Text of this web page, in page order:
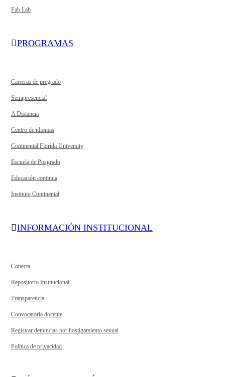
Fab Lab
PROGRAMAS
Carreras de pregrado
Semipresencial
A Distancia
Centro de idiomas
Continental Florida University
Escuela de Posgrado
Educación continua
Instituto Continental
INFORMACIÓN INSTITUCIONAL
Conecta
Repositorio Institucional
Transparencia
Convocatoria docente
Registrar denuncias por hostigamiento sexual
Política de privacidad